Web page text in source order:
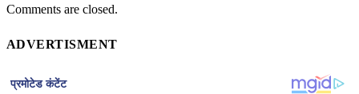
Comments are closed.
ADVERTISMENT